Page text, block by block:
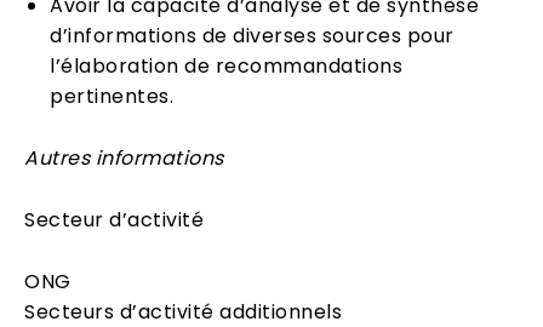
d’informations de diverses sources pour
l’élaboration de recommandations
pertinentes.
Autres informations
Secteur d’activité
ONG
Secteurs d’activité additionnels